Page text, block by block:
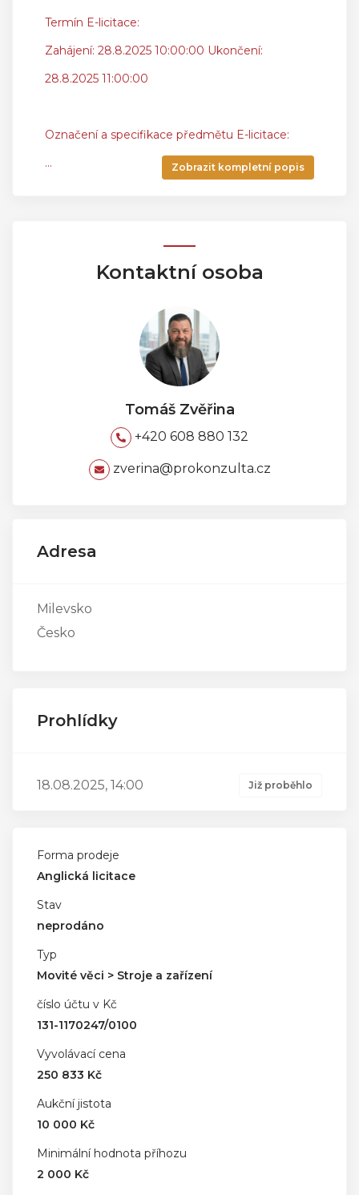
Termín E-licitace:
Zahájení: 28.8.2025 10:00:00 Ukončení:
28.8.2025 11:00:00
Označení a specifikace předmětu E-licitace:
...
Zobrazit kompletní popis
Kontaktní osoba
Tomáš Zvěřina
+420 608 880 132
zverina@prokonzulta.cz
Adresa
Milevsko
Česko
Prohlídky
18.08.2025, 14:00 Již proběhlo
Forma prodeje
Anglická licitace
Stav
neprodáno
Typ
Movité věci > Stroje a zařízení
číslo účtu v Kč
131-1170247/0100
Vyvolávací cena
250 833 Kč
Aukční jistota
10 000 Kč
Minimální hodnota příhozu
2 000 Kč